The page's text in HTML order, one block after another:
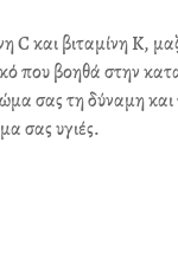
C και βιταμίνη Κ,
που βοηθά στην
σας τη δύναμη
σας υγιές.